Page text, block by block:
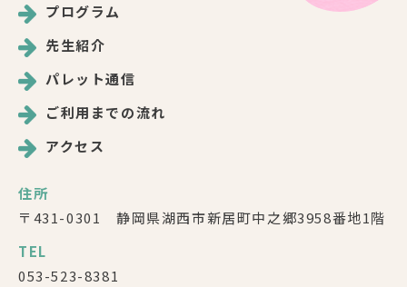
プログラム
先生紹介
パレット通信
ご利用までの流れ
アクセス
住所
〒431-0301 静岡県湖西市新居町中之郷3958番地1階
TEL
053-523-8381